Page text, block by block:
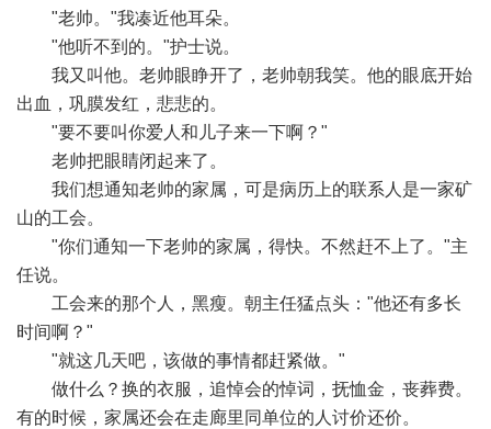
"老帅。"我凑近他耳朵。
"他听不到的。"护士说。
我又叫他。老帅眼睁开了，老帅朝我笑。他的眼底开始
出血，巩膜发红，悲悲的。
"要不要叫你爱人和儿子来一下啊？"
老帅把眼睛闭起来了。
我们想通知老帅的家属，可是病历上的联系人是一家矿
山的工会。
"你们通知一下老帅的家属，得快。不然赶不上了。"主
任说。
工会来的那个人，黑瘦。朝主任猛点头："他还有多长
时间啊？"
"就这几天吧，该做的事情都赶紧做。"
做什么？换的衣服，追悼会的悼词，抚恤金，丧葬费。
有的时候，家属还会在走廊里同单位的人讨价还价。